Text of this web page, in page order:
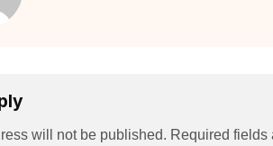
will not be published. Required fields